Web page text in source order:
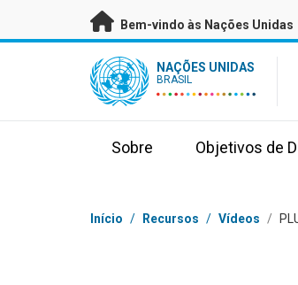
Saltar para conteúdo principal
Bem-vindo às Nações Unidas
UN Logo NAÇÕES UNIDAS
BRASIL
Sobre Objetivos de
Navegação
Início / Recursos / Vídeos /